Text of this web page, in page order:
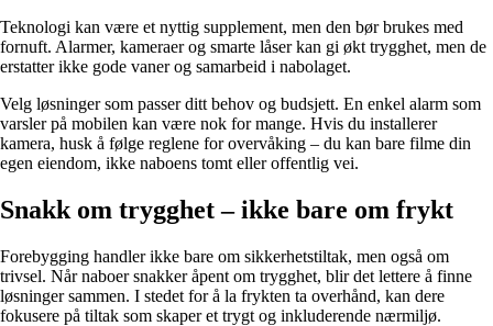
Teknologi kan være et nyttig supplement, men den bør brukes med
fornuft. Alarmer, kameraer og smarte låser kan gi økt trygghet, men de
erstatter ikke gode vaner og samarbeid i nabolaget.
Velg løsninger som passer ditt behov og budsjett. En enkel alarm som
varsler på mobilen kan være nok for mange. Hvis du installerer
kamera, husk å følge reglene for overvåking – du kan bare filme din
egen eiendom, ikke naboens tomt eller offentlig vei.
Snakk om trygghet – ikke bare om frykt
Forebygging handler ikke bare om sikkerhetstiltak, men også om
trivsel. Når naboer snakker åpent om trygghet, blir det lettere å finne
løsninger sammen. I stedet for å la frykten ta overhånd, kan dere
fokusere på tiltak som skaper et trygt og inkluderende nærmiljø.